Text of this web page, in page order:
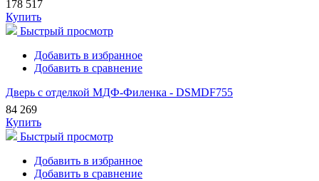
178 517
Купить
Быстрый просмотр
Добавить в избранное
Добавить в сравнение
Дверь с отделкой МДФ-Филенка - DSMDF755
84 269
Купить
Быстрый просмотр
Добавить в избранное
Добавить в сравнение